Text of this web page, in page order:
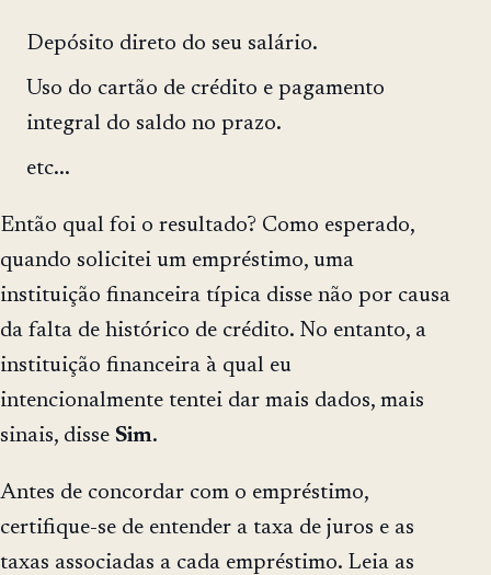
Depósito direto do seu salário.
Uso do cartão de crédito e pagamento
integral do saldo no prazo.
etc...
Então qual foi o resultado? Como esperado,
quando solicitei um empréstimo, uma
instituição financeira típica disse não por causa
da falta de histórico de crédito. No entanto, a
instituição financeira à qual eu
intencionalmente tentei dar mais dados, mais
sinais, disse Sim.
Antes de concordar com o empréstimo,
certifique-se de entender a taxa de juros e as
taxas associadas a cada empréstimo. Leia as